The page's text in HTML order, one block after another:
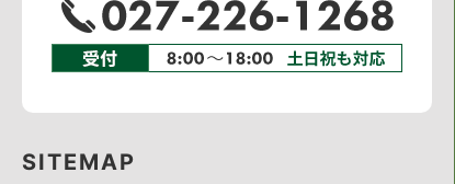
SITEMAP